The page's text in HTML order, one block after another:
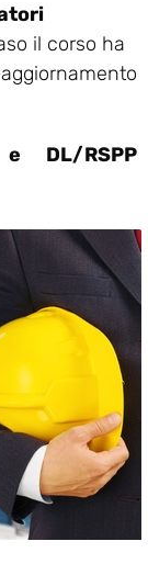
il corso ha
DL/RSPP